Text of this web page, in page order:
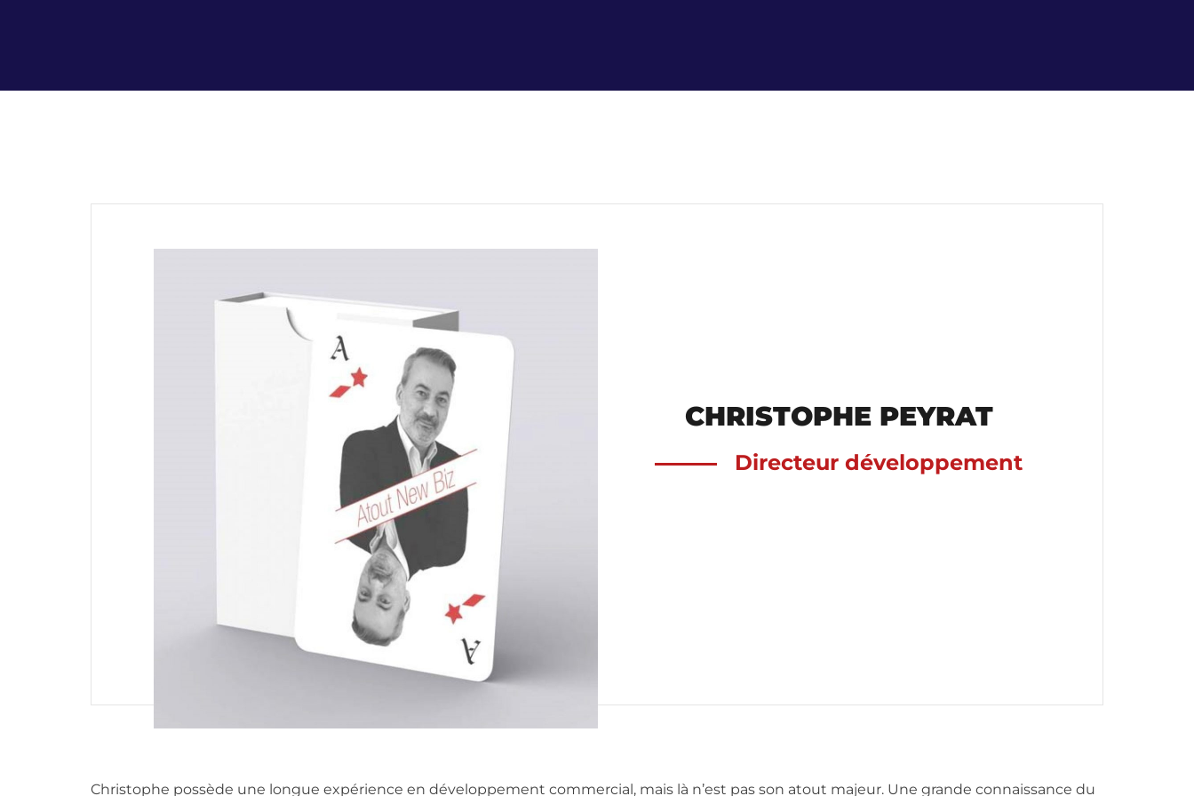
CHRISTOPHE PEYRAT
Directeur développement
Christophe possède une longue expérience en développement commercial, mais là n’est pas son atout majeur. Une grande connaissance du